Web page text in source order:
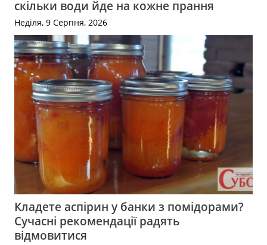
скільки води йде на кожне прання
Неділя, 9 Серпня, 2026
Кладете аспірин у банки з помідорами?
Сучасні рекомендації радять
відмовитися